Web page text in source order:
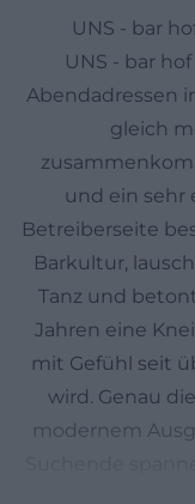
UNS - bar
UNS - bar
Abendadressen
gleich
und ein sehr
Betreiberseite
Barkultur,
Tanz und
Jahren eine
mit Gefühl seit
wird. Genau
modernem